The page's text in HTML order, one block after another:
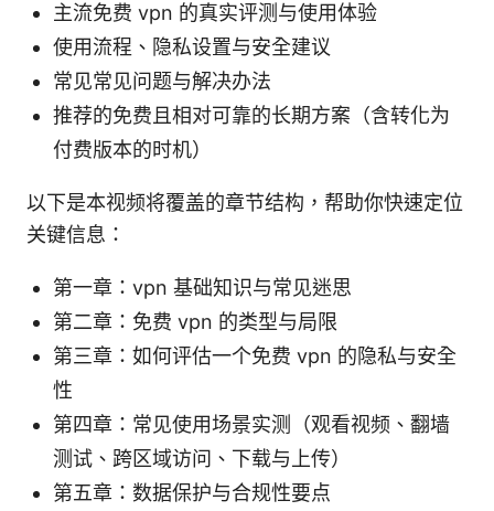
主流免费 vpn 的真实评测与使用体验
使用流程、隐私设置与安全建议
常见常见问题与解决办法
推荐的免费且相对可靠的长期方案（含转化为
付费版本的时机）
以下是本视频将覆盖的章节结构，帮助你快速定位
关键信息：
第一章：vpn 基础知识与常见迷思
第二章：免费 vpn 的类型与局限
第三章：如何评估一个免费 vpn 的隐私与安全
性
第四章：常见使用场景实测（观看视频、翻墙
测试、跨区域访问、下载与上传）
第五章：数据保护与合规性要点